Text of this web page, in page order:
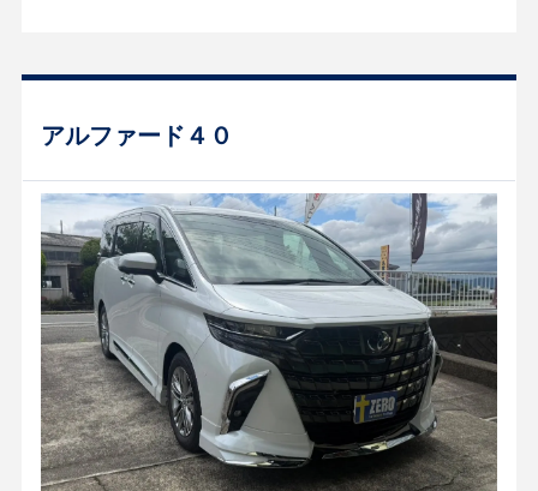
アルファード４０